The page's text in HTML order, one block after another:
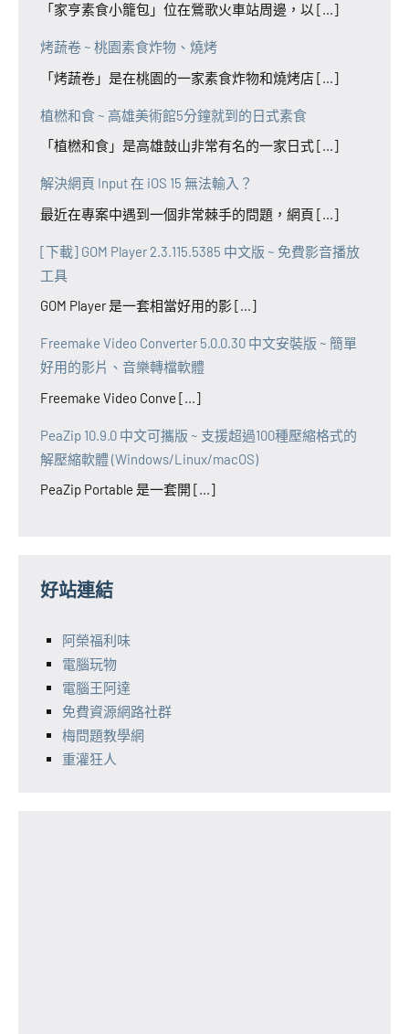
「家亨素食小籠包」位在鶯歌火車站周邊，以 [...]
烤蔬卷 ~ 桃園素食炸物、燒烤
「烤蔬卷」是在桃園的一家素食炸物和燒烤店 [...]
植橪和食 ~ 高雄美術館5分鐘就到的日式素食
「植橪和食」是高雄鼓山非常有名的一家日式 [...]
解決網頁 Input 在 iOS 15 無法輸入？
最近在專案中遇到一個非常棘手的問題，網頁 [...]
[下載] GOM Player 2.3.115.5385 中文版 ~ 免費影音播放
工具
GOM Player 是一套相當好用的影 [...]
Freemake Video Converter 5.0.0.30 中文安裝版 ~ 簡單
好用的影片、音樂轉檔軟體
Freemake Video Conve [...]
PeaZip 10.9.0 中文可攜版 ~ 支援超過100種壓縮格式的
解壓縮軟體 (Windows/Linux/macOS)
PeaZip Portable 是一套開 [...]
好站連結
阿榮福利味
電腦玩物
電腦王阿達
免費資源網路社群
梅問題教學網
重灌狂人